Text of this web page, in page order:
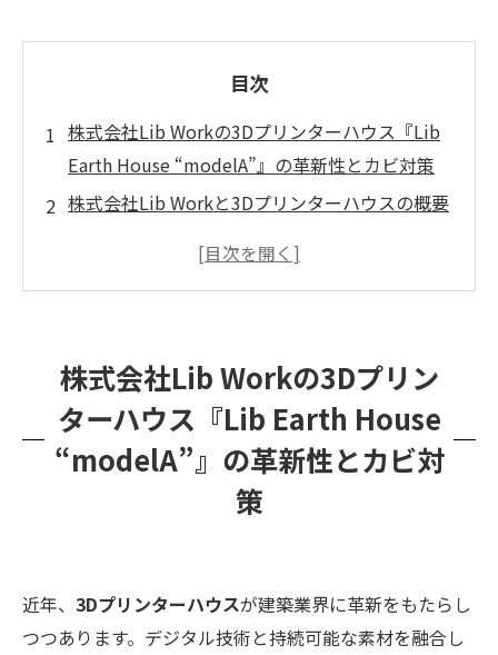
目次
株式会社Lib Workの3Dプリンターハウス『Lib
Earth House “modelA”』の革新性とカビ対策
株式会社Lib Workと3Dプリンターハウスの概要
3Dプリンターハウスのメリット
今後の展開と火星住宅プロジェクト
まとめ
株式会社Lib Workの3Dプリン
ターハウス『Lib Earth House
“modelA”』の革新性とカビ対
策
近年、 3Dプリンターハウスが建築業界に革新をもたらし
つつあります。デジタル技術と持続可能な素材を融合し